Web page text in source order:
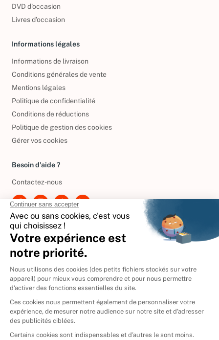
DVD d'occasion
Livres d’occasion
Informations légales
Informations de livraison
Conditions générales de vente
Mentions légales
Politique de confidentialité
Conditions de réductions
Politique de gestion des cookies
Gérer vos cookies
Besoin d'aide ?
Contactez-nous
International
🇪🇸 Espagne
🇩🇪Allemagne
🇮🇹 Italie